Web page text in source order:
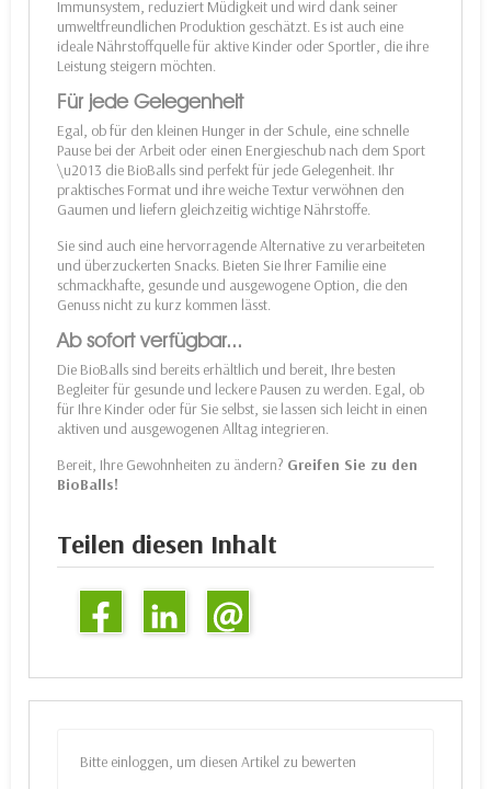
Immunsystem, reduziert Müdigkeit und wird dank seiner
umweltfreundlichen Produktion geschätzt. Es ist auch eine
ideale Nährstoffquelle für aktive Kinder oder Sportler, die ihre
Leistung steigern möchten.
Für jede Gelegenheit
Egal, ob für den kleinen Hunger in der Schule, eine schnelle
Pause bei der Arbeit oder einen Energieschub nach dem Sport
\u2013 die BioBalls sind perfekt für jede Gelegenheit. Ihr
praktisches Format und ihre weiche Textur verwöhnen den
Gaumen und liefern gleichzeitig wichtige Nährstoffe.
Sie sind auch eine hervorragende Alternative zu verarbeiteten
und überzuckerten Snacks. Bieten Sie Ihrer Familie eine
schmackhafte, gesunde und ausgewogene Option, die den
Genuss nicht zu kurz kommen lässt.
Ab sofort verfügbar...
Die BioBalls sind bereits erhältlich und bereit, Ihre besten
Begleiter für gesunde und leckere Pausen zu werden. Egal, ob
für Ihre Kinder oder für Sie selbst, sie lassen sich leicht in einen
aktiven und ausgewogenen Alltag integrieren.
Bereit, Ihre Gewohnheiten zu ändern? Greifen Sie zu den
BioBalls!
Teilen diesen Inhalt
Bitte einloggen, um diesen Artikel zu bewerten